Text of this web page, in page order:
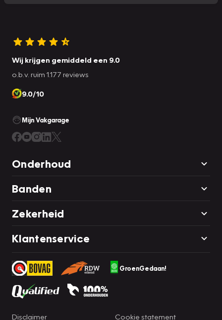
Wij krijgen gemiddeld een 9.0
o.b.v. ruim 1.177 reviews
9.0/10
Mijn Vakgarage
Onderhoud
Banden
Zekerheid
Klantenservice
GroenGedaan!
Disclaimer Cookie statement